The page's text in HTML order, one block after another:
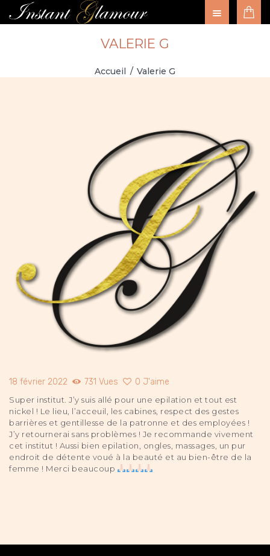
VALERIE G
Accueil Valerie G
L’INSTITUT
CARTE DES
RÉSERVATION
18 février 2022 731 Vues 0 J'aime
Super institut. J’y suis allé pour une epilation et tout est
nickel ! Le lieu, l’acceuil, les cabines, respect des gestes
barrières et gentillesse de la patronne et des employées !
J’y retournerai sans problèmes ! Je recommande vivement
cet institut ! Aussi bien epilation, ongles, massages, un pur
endroit de détente voué à la beauté et au bien-être de la
femme ! Merci beaucoup